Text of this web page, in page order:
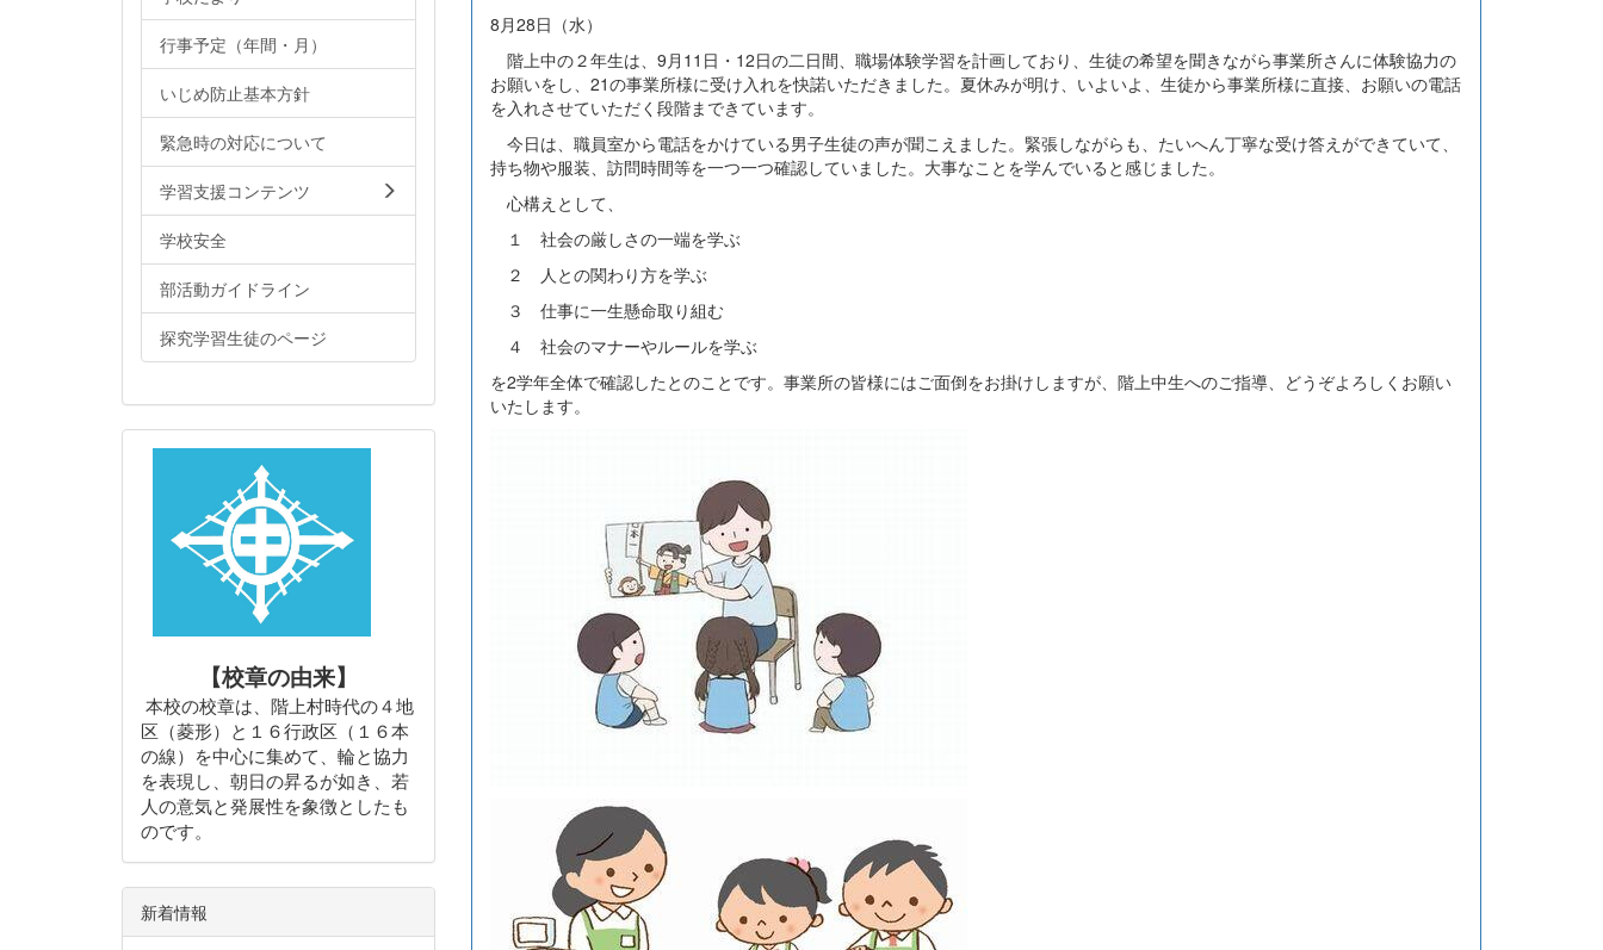
8月28日（水）
階上中の２年生は、9月11日・12日の二日間、職場体験学習を計画しており、生徒の希望を聞きながら事業所さんに体験協力の
お願いをし、21の事業所様に受け入れを快諾いただきました。夏休みが明け、いよいよ、生徒から事業所様に直接、お願いの電話
を入れさせていただく段階まできています。
今日は、職員室から電話をかけている男子生徒の声が聞こえました。緊張しながらも、たいへん丁寧な受け答えができていて、
持ち物や服装、訪問時間等を一つ一つ確認していました。大事なことを学んでいると感じました。
心構えとして、
１ 社会の厳しさの一端を学ぶ
２ 人との関わり方を学ぶ
３ 仕事に一生懸命取り組む
４ 社会のマナーやルールを学ぶ
を2学年全体で確認したとのことです。事業所の皆様にはご面倒をお掛けしますが、階上中生へのご指導、どうぞよろしくお願い
いたします。
行事予定（年間・月）
いじめ防止基本方針
緊急時の対応について
学習支援コンテンツ
学校安全
部活動ガイドライン
探究学習生徒のページ
【校章の由来】
本校の校章は、階上村時代の４地
区（菱形）と１６行政区（１６本
の線）を中心に集めて、輪と協力
を表現し、朝日の昇るが如き、若
人の意気と発展性を象徴としたも
のです。
新着情報